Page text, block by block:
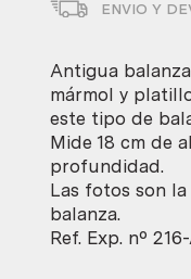
ENVIO Y
Antigua
mármol y
este tipo de
Mide 18 cm de
profundidad.
Las fotos son
balanza.
Ref. Exp. nº